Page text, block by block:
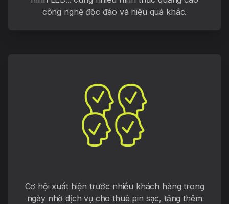
công nghệ độc đáo và hiệu quả khác.
Cơ hội xuất hiện trước nhiều khách hàng trong
ngày nhờ dịch vụ cho thuê pin sạc, tăng thêm